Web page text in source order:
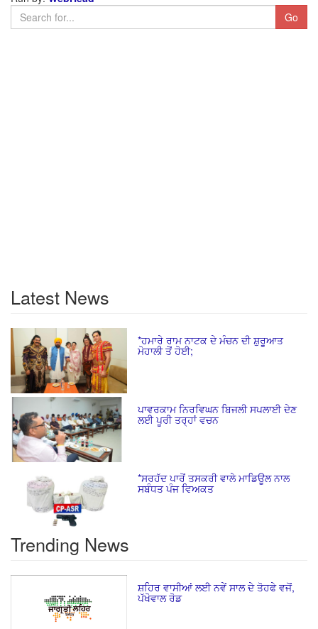
Latest News
*ਹਮਾਰੇ ਰਾਮ ਨਾਟਕ ਦੇ ਮੰਚਨ ਦੀ ਸ਼ੁਰੂਆਤ
ਮੋਹਾਲੀ ਤੋਂ ਹੋਈ;
ਪਾਵਰਕਾਮ ਨਿਰਵਿਘਨ ਬਿਜਲੀ ਸਪਲਾਈ ਦੇਣ
ਲਈ ਪੂਰੀ ਤਰ੍ਹਾਂ ਵਚਨ
*ਸਰਹੱਦ ਪਾਰੋਂ ਤਸਕਰੀ ਵਾਲੇ ਮਾਡਿਊਲ ਨਾਲ
ਸਬੰਧਤ ਪੰਜ ਵਿਅਕਤ
Trending News
ਸ਼ਹਿਰ ਵਾਸੀਆਂ ਲਈ ਨਵੇਂ ਸਾਲ ਦੇ ਤੋਹਫੇ ਵਜੋਂ,
ਪੱਖੋਵਾਲ ਰੋਡ